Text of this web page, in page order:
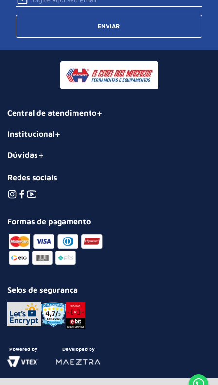
ENVIAR
Central de atendimento
Institucional
Dúvidas
Redes sociais
Formas de pagamento
Selos de segurança
Powered by Developed by